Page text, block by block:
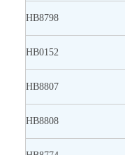
HB8798
HB0152
HB8807
HB8808